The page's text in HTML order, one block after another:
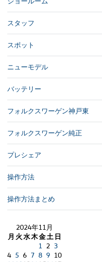
スタッフ
スポット
ニューモデル
バッテリー
フォルクスワーゲン神戸東
フォルクスワーゲン純正
プレシェア
操作方法
操作方法まとめ
2024年11月
月 火水木金土 日
1 2 3
4 5 6 7 8 9 10